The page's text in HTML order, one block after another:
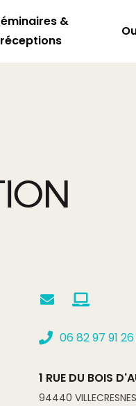
&
réceptions
06 82 97 91 26
1 RUE DU BOIS
94440 VILLECRESNES